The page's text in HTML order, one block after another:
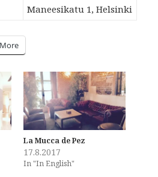
Maneesikatu 1, Helsinki
More
La Mucca de Pez
17.8.2017
In "In English"